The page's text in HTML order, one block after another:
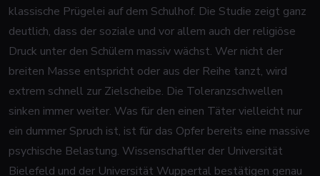
klassische Prügelei auf dem Schulhof. Die Studie zeigt ganz
deutlich, dass der soziale und vor allem auch der religiöse
Druck unter den Schülern massiv wächst. Wer nicht der
breiten Masse entspricht oder aus der Reihe tanzt, wird
extrem schnell zur Zielscheibe. Die Toleranzschwellen
sinken immer weiter. Was für den einen Täter vielleicht nur
ein dummer Spruch ist, ist für das Opfer bereits eine massive
psychische Belastung. Wissenschaftler der Universität
Bielefeld und der Universität Wuppertal bestätigen genau